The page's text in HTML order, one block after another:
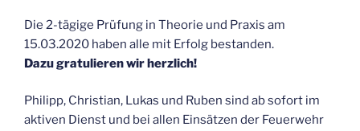
Die 2-tägige Prüfung in Theorie und Praxis am
15.03.2020 haben alle mit Erfolg bestanden.
Dazu gratulieren wir herzlich!
Philipp, Christian, Lukas und Ruben sind ab sofort im
aktiven Dienst und bei allen Einsätzen der Feuerwehr